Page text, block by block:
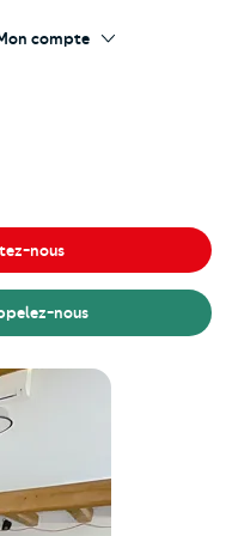
compte
nous
nous